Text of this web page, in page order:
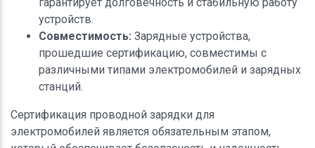
устройств.
Совместимость: Зарядные устройства,
прошедшие сертификацию, совместимы с
различными типами электромобилей и зарядных
станций.
Сертификация проводной зарядки для
электромобилей является обязательным этапом,